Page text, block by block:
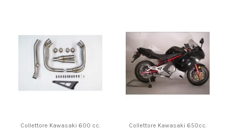
Collettore Kawasaki 600 cc.
Collettore Kawasaki 650cc.